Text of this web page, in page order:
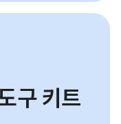
구 키트